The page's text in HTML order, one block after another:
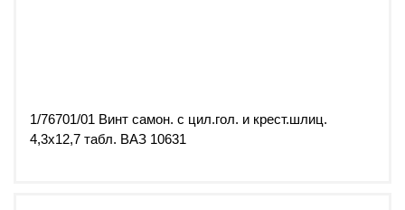
1/76701/01 Винт самон. с цил.гол. и крест.шлиц.
4,3х12,7 табл. ВАЗ 10631